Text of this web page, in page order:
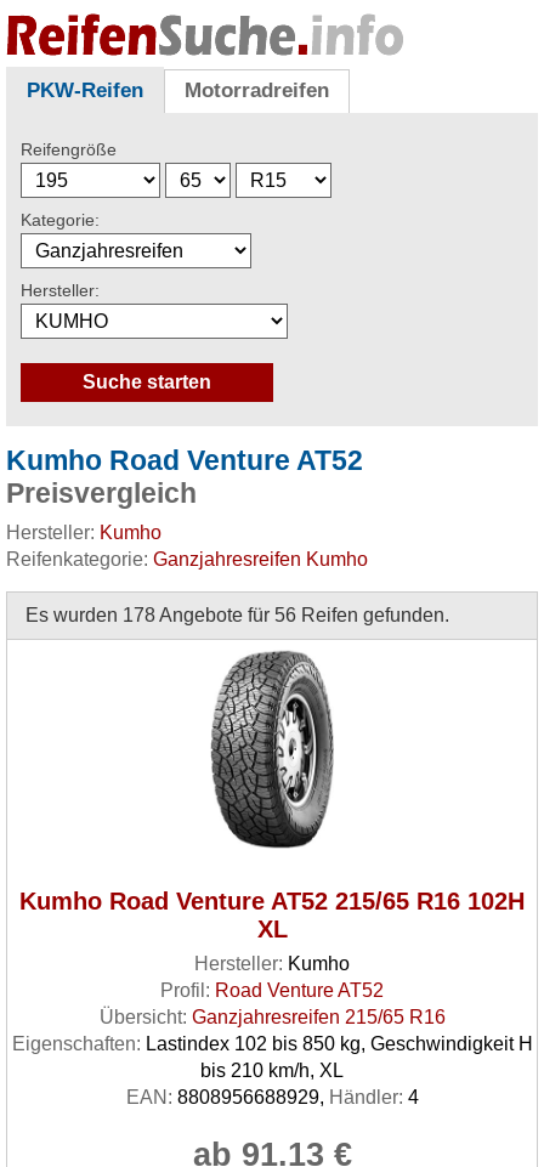
PKW-Reifen Motorradreifen
Reifengröße
Kategorie:
Hersteller:
Kumho Road Venture AT52
Preisvergleich
Hersteller: Kumho
Reifenkategorie: Ganzjahresreifen Kumho
Es wurden 178 Angebote für 56 Reifen gefunden.
Kumho Road Venture AT52 215/65 R16 102H
XL
Hersteller: Kumho
Profil: Road Venture AT52
Übersicht: Ganzjahresreifen 215/65 R16
Eigenschaften: Lastindex 102 bis 850 kg, Geschwindigkeit H
bis 210 km/h, XL
EAN: 8808956688929, Händler: 4
ab 91.13 €